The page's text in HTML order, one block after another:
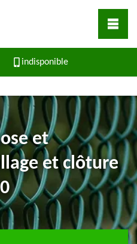
indisponible
et
et clôture